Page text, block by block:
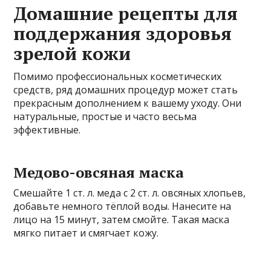
Домашние рецепты для
поддержания здоровья
зрелой кожи
Помимо профессиональных косметических
средств, ряд домашних процедур может стать
прекрасным дополнением к вашему уходу. Они
натуральные, простые и часто весьма
эффективные.
Медово-овсяная маска
Смешайте 1 ст. л. меда с 2 ст. л. овсяных хлопьев,
добавьте немного тёплой воды. Нанесите на
лицо на 15 минут, затем смойте. Такая маска
мягко питает и смягчает кожу.